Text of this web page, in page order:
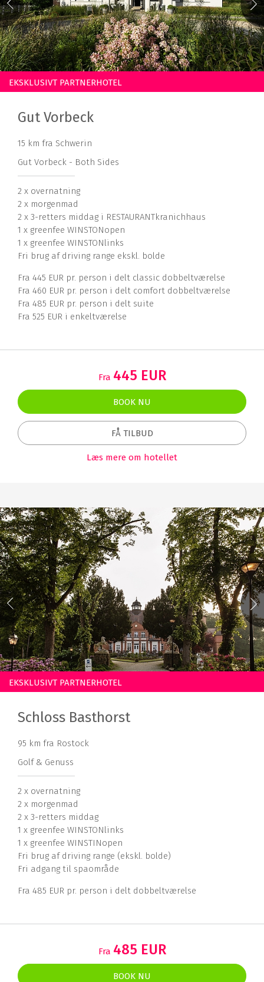
EKSKLUSIVT PARTNERHOTEL
Gut Vorbeck
15 km fra Schwerin
Gut Vorbeck - Both Sides
2 x overnatning
2 x morgenmad
2 x 3-retters middag i RESTAURANTkranichhaus
1 x greenfee WINSTONopen
1 x greenfee WINSTONlinks
Fri brug af driving range ekskl. bolde
Fra 445 EUR pr. person i delt classic dobbeltværelse
Fra 460 EUR pr. person i delt comfort dobbeltværelse
Fra 485 EUR pr. person i delt suite
Fra 525 EUR i enkeltværelse
Fra 445 EUR
BOOK NU
FÅ TILBUD
Læs mere om hotellet
EKSKLUSIVT PARTNERHOTEL
Schloss Basthorst
95 km fra Rostock
Golf & Genuss
2 x overnatning
2 x morgenmad
2 x 3-retters middag
1 x greenfee WINSTONlinks
1 x greenfee WINSTINopen
Fri brug af driving range (ekskl. bolde)
Fri adgang til spaområde
Fra 485 EUR pr. person i delt dobbeltværelse
Fra 485 EUR
BOOK NU